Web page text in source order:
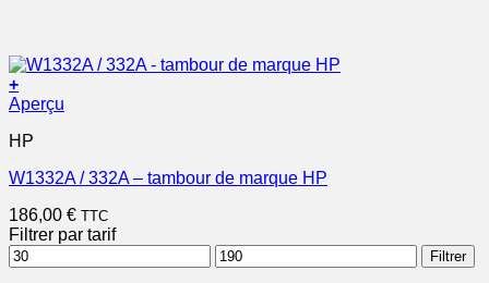
+
Aperçu
HP
W1332A / 332A – tambour de marque HP
186,00 € TTC
Filtrer par tarif
Prix
min
Prix
max
Filtrer